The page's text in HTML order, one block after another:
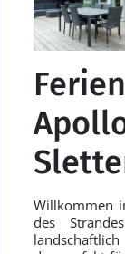
Willkommen
des